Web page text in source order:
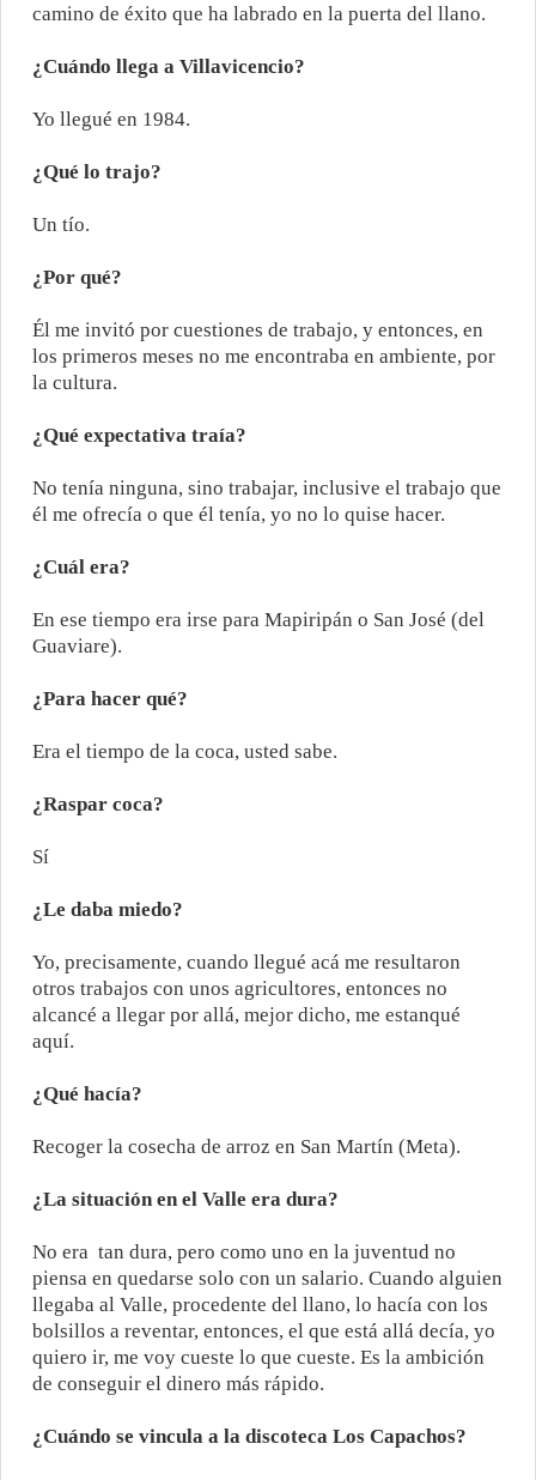
camino de éxito que ha labrado en la puerta del llano.
¿Cuándo llega a Villavicencio?
Yo llegué en 1984.
¿Qué lo trajo?
Un tío.
¿Por qué?
Él me invitó por cuestiones de trabajo, y entonces, en
los primeros meses no me encontraba en ambiente, por
la cultura.
¿Qué expectativa traía?
No tenía ninguna, sino trabajar, inclusive el trabajo que
él me ofrecía o que él tenía, yo no lo quise hacer.
¿Cuál era?
En ese tiempo era irse para Mapiripán o San José (del
Guaviare).
¿Para hacer qué?
Era el tiempo de la coca, usted sabe.
¿Raspar coca?
Sí
¿Le daba miedo?
Yo, precisamente, cuando llegué acá me resultaron
otros trabajos con unos agricultores, entonces no
alcancé a llegar por allá, mejor dicho, me estanqué
aquí.
¿Qué hacía?
Recoger la cosecha de arroz en San Martín (Meta).
¿La situación en el Valle era dura?
No era tan dura, pero como uno en la juventud no
piensa en quedarse solo con un salario. Cuando alguien
llegaba al Valle, procedente del llano, lo hacía con los
bolsillos a reventar, entonces, el que está allá decía, yo
quiero ir, me voy cueste lo que cueste. Es la ambición
de conseguir el dinero más rápido.
¿Cuándo se vincula a la discoteca Los Capachos?